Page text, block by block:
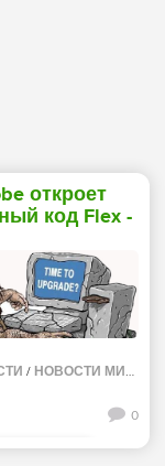
откроет
код Flex -
/ НОВОСТИ МИРА ИНТЕРНЕТ
0